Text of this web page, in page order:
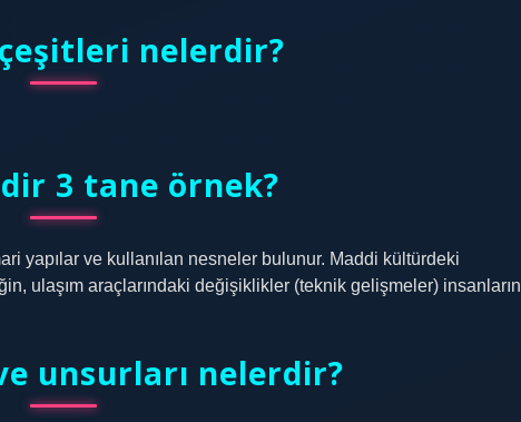
nelerdir?
3 tane örnek?
yapılar ve kullanılan nesneler bulunur. Maddi kültürdeki
ulaşım araçlarındaki değişiklikler (teknik gelişmeler) insanların
unsurları nelerdir?